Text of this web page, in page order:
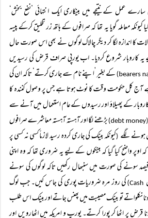
عمل کے نتیجے میں بینکاری ایک انتہائی ’نفع بخش‘
معاملہ گویا یہ تھا کہ صرافوں کے ہاتھ زر تخلیق کرکے پیسہ
کا اندازہ لگا کر دیگر چالاک لوگوں نے بھی اس صورت حال
کاروبار شروع کردیا۔ اب یورپی صراف قرض کی رسیدیں
کے بغیر ’اپنے نام سے جاری کرتے‘ تاکہ ان کی
آج کل حکومت وقت کا نوٹ ہوتا ہے جس پر وصول کنندہ کا
کے پھیلاؤ اور رسیدوں کے عام استعمال میں آنے سے
بڑھنے لگا اور آہستہ آہستہ معاشرے صرافوں
ہونے لگے (کیونکہ بینک کی جاری کردہ رسید لازماً کسی نہ کسی پر
واضح کیا گیا کہ بینکوں کے لیے یہ ضروری تھا کہ وہ اپنی
سونے کی صورت میں سنبھال رکھیں تاکہ لوگوں کی سونے
کی روز مرہ ضروریات پوری کی جاس کیں۔ جب لوگ
نکلواتے تو بینک مصیبت میں پھنس جاتے اور بینک اس طلب
پر اٹھا کر پورا کرتے۔ یورپ و امریکہ میں اٹھارویں اور